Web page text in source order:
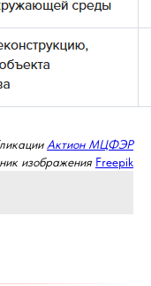
Актион МЦФЭР
изображения Freepik